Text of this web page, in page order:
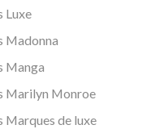
Luxe
Madonna
Manga
Marilyn Monroe
Marques de luxe